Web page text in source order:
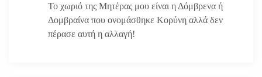
Το χωριό της Μητέρας μου είναι η Δόμβρενα ή
Δομβραίνα που ονομάσθηκε Κορύνη αλλά δεν
πέρασε αυτή η αλλαγή!